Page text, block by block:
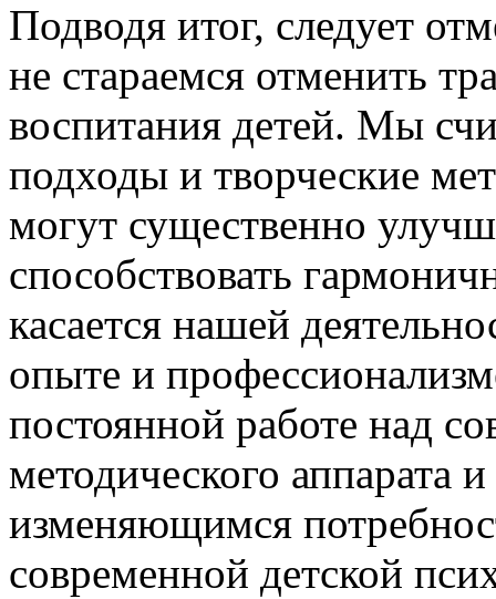
Подводя итог, следует
не стараемся отменить
воспитания детей. Мы
подходы и творческие
могут существенно
способствовать
касается нашей
опыте и
постоянной работе над
методического аппарата
изменяющимся
современной детской